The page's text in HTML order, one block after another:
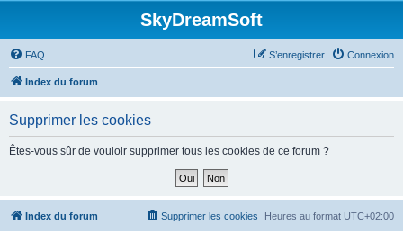
SkyDreamSoft
FAQ Connexion
S’enregistrer
Index du forum
Supprimer les cookies
Êtes-vous sûr de vouloir supprimer tous les cookies de ce forum ?
Index du forum Heures au format UTC+02:00
Supprimer les cookies